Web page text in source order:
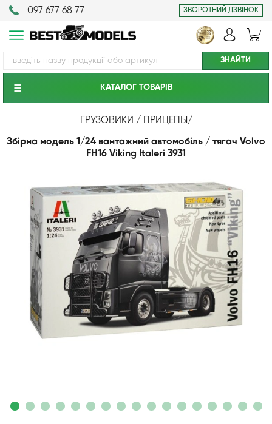
097 677 68 77 ЗВОРОТНИЙ ДЗВІНОК
КАТАЛОГ ТОВАРIВ
ГРУЗОВИКИ / ПРИЦЕПЫ /
Збірна модель 1/24 вантажний автомобіль / тягач Volvo
FH16 Viking Italeri 3931